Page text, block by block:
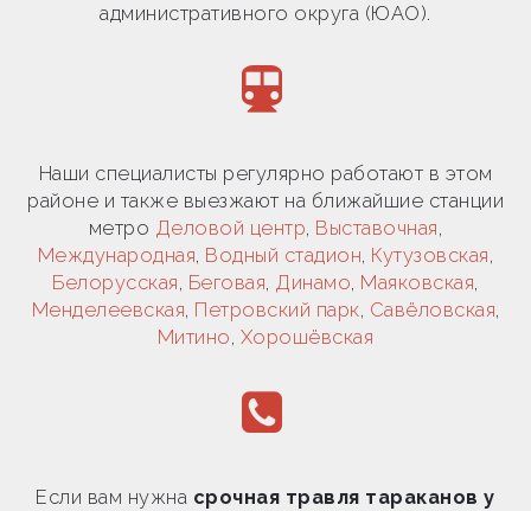
административного округа (ЮАО).
Наши специалисты регулярно работают в этом
районе и также выезжают на ближайшие станции
метро Деловой центр, Выставочная,
Международная, Водный стадион, Кутузовская,
Белорусская, Беговая, Динамо, Маяковская,
Менделеевская, Петровский парк, Савёловская,
Митино, Хорошёвская
Если вам нужна срочная травля тараканов у